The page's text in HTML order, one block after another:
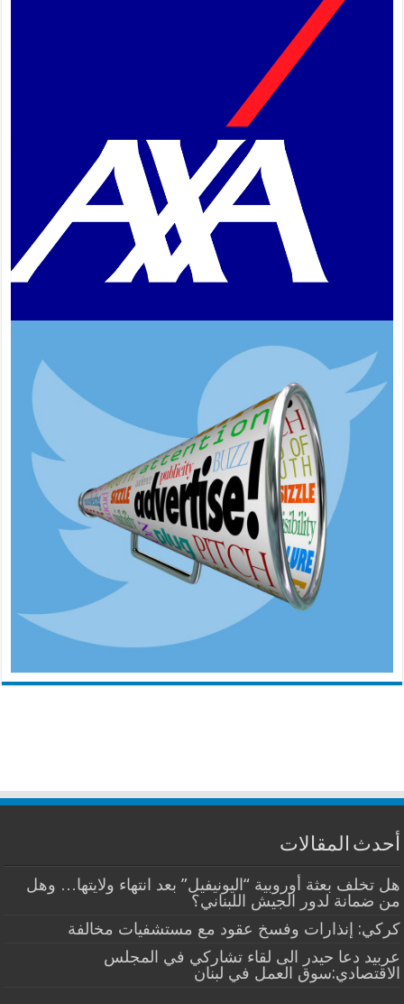
أحدث المقالات
هل تخلف بعثة أوروبية “اليونيفيل” بعد انتهاء ولايتها… وهل
من ضمانة لدور الجيش اللبناني؟
كركي: إنذارات وفسخ عقود مع مستشفيات مخالفة
عربيد دعا حيدر الى لقاء تشاركي في المجلس
الاقتصادي:سوق العمل في لبنان